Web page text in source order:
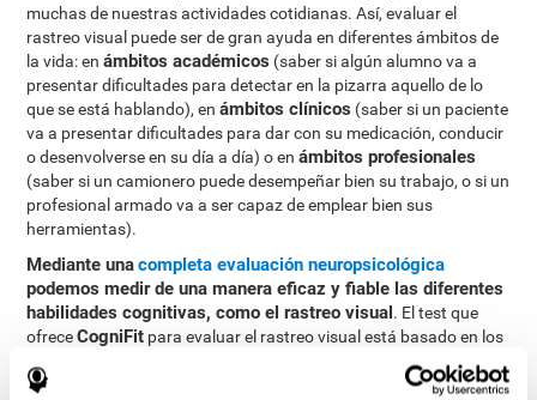
muchas de nuestras actividades cotidianas. Así, evaluar el
rastreo visual puede ser de gran ayuda en diferentes ámbitos de
la vida: enámbitos académicos (saber si algún alumno va a
presentar dificultades para detectar en la pizarra aquello de lo
que se está hablando), enámbitos clínicos (saber si un paciente
va a presentar dificultades para dar con su medicación, conducir
o desenvolverse en su día a día) o enámbitos profesionales
(saber si un camionero puede desempeñar bien su trabajo, o si un
profesional armado va a ser capaz de emplear bien sus
herramientas).
Mediante unacompleta evaluación neuropsicológica
podemos medir de una manera eficaz y fiable las diferentes
habilidades cognitivas, como el rastreo visual. El test que
ofreceCogniFit para evaluar el rastreo visual está basado en los
tests clásicos Continuous Performance Test (CPT), el Test pf
Memory Malingering (TOMM), la Hooper Visual Organisation